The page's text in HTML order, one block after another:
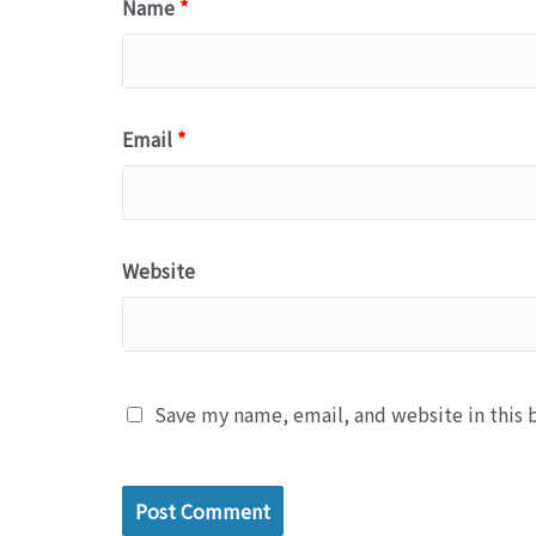
Name *
Email *
Website
Save my name, email, and website in